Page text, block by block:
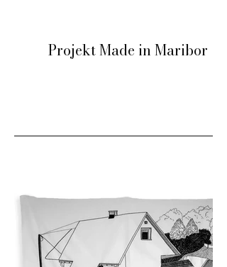
Projekt Made in Maribor